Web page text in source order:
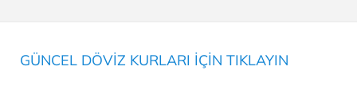
GÜNCEL DÖVİZ KURLARI İÇİN TIKLAYIN